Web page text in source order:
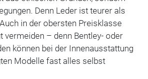
Denn Leder ist teurer als
in der obersten Preisklasse
vermeiden – denn Bentley- oder
können bei der Innenausstattung
Modelle fast alles selbst